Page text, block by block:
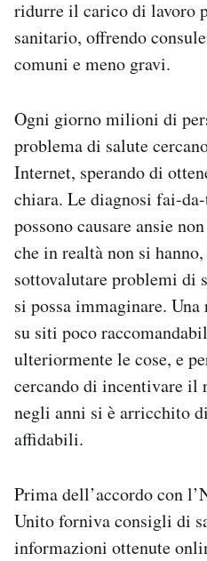
ridurre il carico di lavoro
sanitario, offrendo
comuni e meno gravi.
Ogni giorno milioni di
problema di salute
Internet, sperando di
chiara. Le diagnosi fai-
possono causare ansie
che in realtà non si
sottovalutare problemi di
si possa immaginare.
su siti poco
ulteriormente le cose, e
cercando di incentivare il
negli anni si è arricchito
affidabili.
Prima dell’accordo con
Unito forniva consigli di
informazioni ottenute